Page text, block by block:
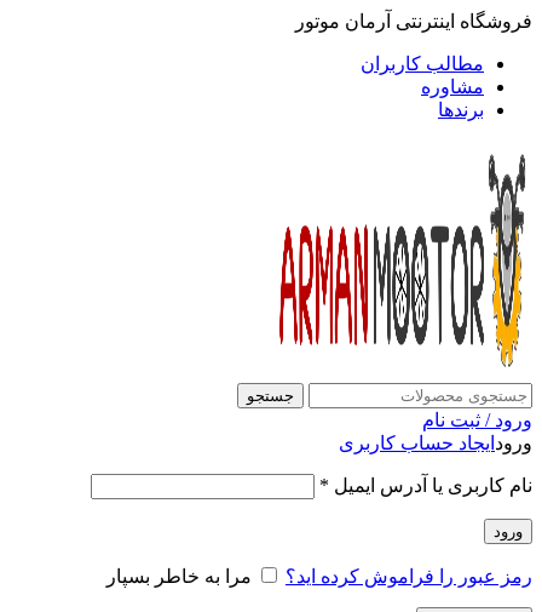
فروشگاه اینترنتی آرمان موتور
مطالب کاربران
مشاوره
برندها
جستجو
ورود / ثبت نام
ورود ایجاد حساب کاربری
نام کاربری یا آدرس ایمیل *
ورود
رمز عبور را فراموش کرده اید؟ مرا به خاطر بسپار